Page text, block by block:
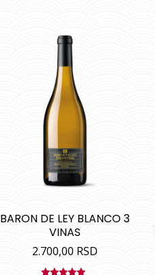
BARON DE LEY BLANCO 3
VINAS
2.700,00 RSD